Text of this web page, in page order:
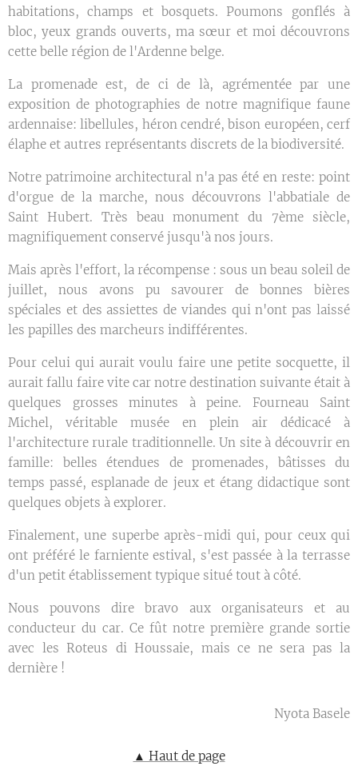
habitations, champs et bosquets. Poumons gonflés à
bloc, yeux grands ouverts, ma sœur et moi découvrons
cette belle région de l'Ardenne belge.
La promenade est, de ci de là, agrémentée par une
exposition de photographies de notre magnifique faune
ardennaise: libellules, héron cendré, bison européen, cerf
élaphe et autres représentants discrets de la biodiversité.
Notre patrimoine architectural n'a pas été en reste: point
d'orgue de la marche, nous découvrons l'abbatiale de
Saint Hubert. Très beau monument du 7ème siècle,
magnifiquement conservé jusqu'à nos jours.
Mais après l'effort, la récompense : sous un beau soleil de
juillet, nous avons pu savourer de bonnes bières
spéciales et des assiettes de viandes qui n'ont pas laissé
les papilles des marcheurs indifférentes.
Pour celui qui aurait voulu faire une petite socquette, il
aurait fallu faire vite car notre destination suivante était à
quelques grosses minutes à peine. Fourneau Saint
Michel, véritable musée en plein air dédicacé à
l'architecture rurale traditionnelle. Un site à découvrir en
famille: belles étendues de promenades, bâtisses du
temps passé, esplanade de jeux et étang didactique sont
quelques objets à explorer.
Finalement, une superbe après-midi qui, pour ceux qui
ont préféré le farniente estival, s'est passée à la terrasse
d'un petit établissement typique situé tout à côté.
Nous pouvons dire bravo aux organisateurs et au
conducteur du car. Ce fût notre première grande sortie
avec les Roteus di Houssaie, mais ce ne sera pas la
dernière !
Nyota Basele
▲ Haut de page